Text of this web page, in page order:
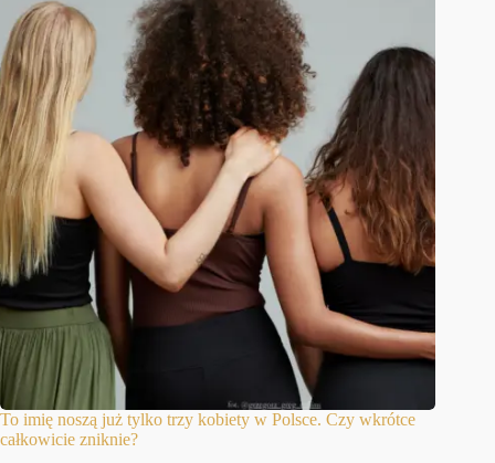
To imię noszą już tylko trzy kobiety w Polsce. Czy wkrótce
całkowicie zniknie?